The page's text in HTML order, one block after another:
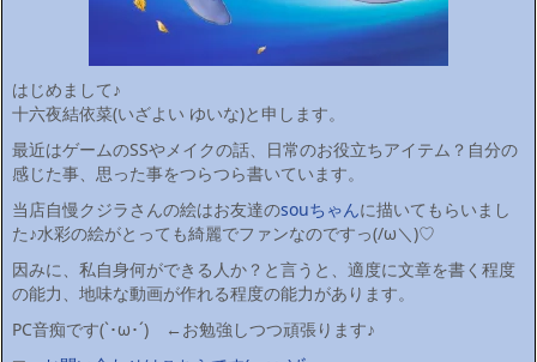
はじめまして♪
十六夜結依菜(いざよい ゆいな)と申します。
最近はゲームのSSやメイクの話、日常のお役立ちアイテム？自分の
感じた事、思った事をつらつら書いています。
当店自慢クジラさんの絵はお友達のsouちゃんに描いてもらいまし
た♪水彩の絵がとっても綺麗でファンなのですっ(/ω＼)♡
因みに、私自身何ができる人か？と言うと、適度に文章を書く程度
の能力、地味な動画が作れる程度の能力があります。
PC音痴です(`･ω･´)ゞ←お勉強しつつ頑張ります♪